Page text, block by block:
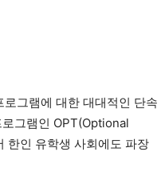
그램에 대한 대대적인 단속
그램인 OPT(Optional
한인 유학생 사회에도 파장